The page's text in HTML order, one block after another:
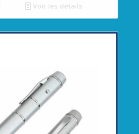
Voir les détails